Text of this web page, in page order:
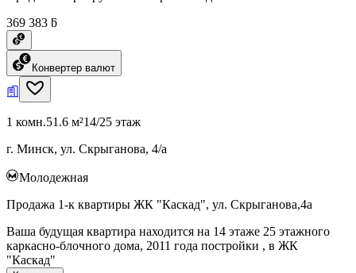
369 383 ƃ
Конвертер валют
1 комн.51.6 м²14/25 этаж
г. Минск, ул. Скрыганова, 4/а
Молодежная
Продажа 1-к квартиры ЖК "Каскад", ул. Скрыганова,4а
Ваша будущая квартира находится на 14 этаже 25 этажного
каркасно-блочного дома, 2011 года постройки , в ЖК
"Каскад"